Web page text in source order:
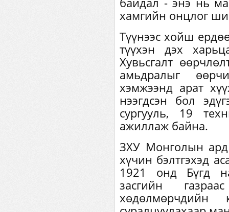
хамгийн онцлог
Түүнээс хойш
түүхэн дэх
Хувьсгалт
амьдралыг
хэмжээнд арат
нээгдсэн бол
сургууль, 19
ажиллаж байна.
ЗХУ Монголын ард
хүчин бэлтгэхэд
1921 онд Бүгд
засгийн
хөдөлмөрчдийн